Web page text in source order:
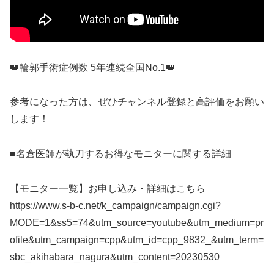
👑輪郭手術症例数 5年連続全国No.1👑
参考になった方は、ぜひチャンネル登録と高評価をお願い
します！
■名倉医師が執刀するお得なモニターに関する詳細
【モニター一覧】お申し込み・詳細はこちら
https://www.s-b-c.net/k_campaign/campaign.cgi?
MODE=1&ss5=74&utm_source=youtube&utm_medium=pr
ofile&utm_campaign=cpp&utm_id=cpp_9832_&utm_term=
sbc_akihabara_nagura&utm_content=20230530